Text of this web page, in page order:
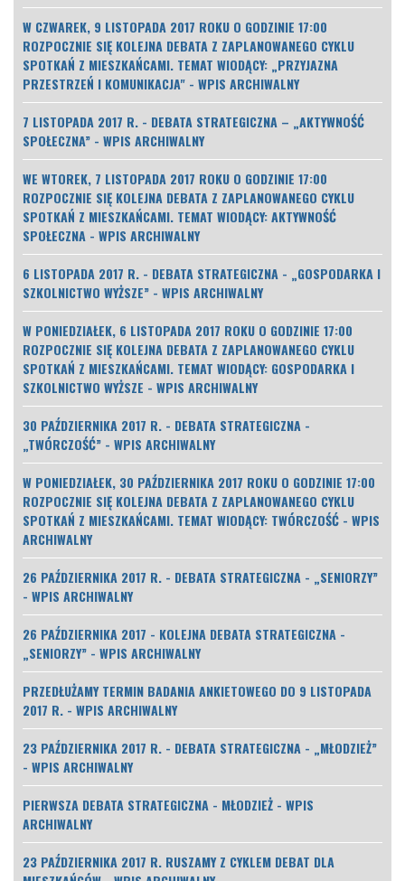
W CZWAREK, 9 LISTOPADA 2017 ROKU O GODZINIE 17:00
ROZPOCZNIE SIĘ KOLEJNA DEBATA Z ZAPLANOWANEGO CYKLU
SPOTKAŃ Z MIESZKAŃCAMI. TEMAT WIODĄCY: „PRZYJAZNA
PRZESTRZEŃ I KOMUNIKACJA" - WPIS ARCHIWALNY
7 LISTOPADA 2017 R. - DEBATA STRATEGICZNA – „AKTYWNOŚĆ
SPOŁECZNA” - WPIS ARCHIWALNY
WE WTOREK, 7 LISTOPADA 2017 ROKU O GODZINIE 17:00
ROZPOCZNIE SIĘ KOLEJNA DEBATA Z ZAPLANOWANEGO CYKLU
SPOTKAŃ Z MIESZKAŃCAMI. TEMAT WIODĄCY: AKTYWNOŚĆ
SPOŁECZNA - WPIS ARCHIWALNY
6 LISTOPADA 2017 R. - DEBATA STRATEGICZNA - „GOSPODARKA I
SZKOLNICTWO WYŻSZE” - WPIS ARCHIWALNY
W PONIEDZIAŁEK, 6 LISTOPADA 2017 ROKU O GODZINIE 17:00
ROZPOCZNIE SIĘ KOLEJNA DEBATA Z ZAPLANOWANEGO CYKLU
SPOTKAŃ Z MIESZKAŃCAMI. TEMAT WIODĄCY: GOSPODARKA I
SZKOLNICTWO WYŻSZE - WPIS ARCHIWALNY
30 PAŹDZIERNIKA 2017 R. - DEBATA STRATEGICZNA -
„TWÓRCZOŚĆ” - WPIS ARCHIWALNY
W PONIEDZIAŁEK, 30 PAŹDZIERNIKA 2017 ROKU O GODZINIE 17:00
ROZPOCZNIE SIĘ KOLEJNA DEBATA Z ZAPLANOWANEGO CYKLU
SPOTKAŃ Z MIESZKAŃCAMI. TEMAT WIODĄCY: TWÓRCZOŚĆ - WPIS
ARCHIWALNY
26 PAŹDZIERNIKA 2017 R. - DEBATA STRATEGICZNA - „SENIORZY”
- WPIS ARCHIWALNY
26 PAŹDZIERNIKA 2017 - KOLEJNA DEBATA STRATEGICZNA -
„SENIORZY” - WPIS ARCHIWALNY
PRZEDŁUŻAMY TERMIN BADANIA ANKIETOWEGO DO 9 LISTOPADA
2017 R. - WPIS ARCHIWALNY
23 PAŹDZIERNIKA 2017 R. - DEBATA STRATEGICZNA - „MŁODZIEŻ”
- WPIS ARCHIWALNY
PIERWSZA DEBATA STRATEGICZNA - MŁODZIEŻ - WPIS
ARCHIWALNY
23 PAŹDZIERNIKA 2017 R. RUSZAMY Z CYKLEM DEBAT DLA